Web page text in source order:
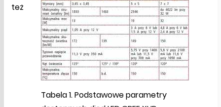
Tabela 1. Podstawowe parametry
też